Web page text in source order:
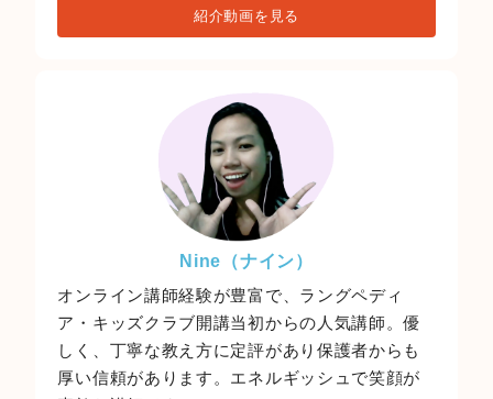
紹介動画を見る
Nine（ナイン）
オンライン講師経験が豊富で、ラングペディ
ア・キッズクラブ開講当初からの人気講師。優
しく、丁寧な教え方に定評があり保護者からも
厚い信頼があります。エネルギッシュで笑顔が